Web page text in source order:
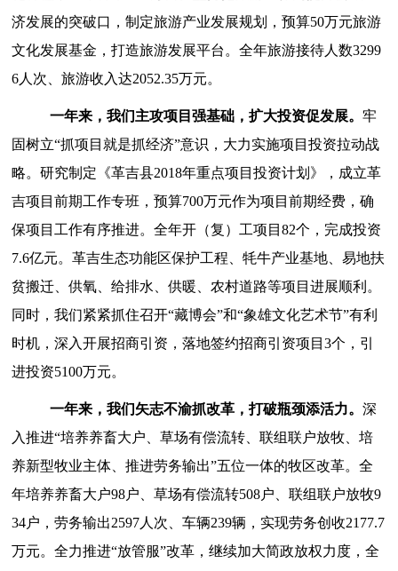
济发展的突破口，制定旅游产业发展规划，预算50万元旅游
文化发展基金，打造旅游发展平台。全年旅游接待人数3299
6人次 、旅游收入达2052.35万元。
一年来，我们主攻项目强基础，扩大投资促发展。牢
固树立“抓项目就是抓经济”意识，大力实施项目投资拉动战
略。研究制定《革吉县2018年重点项目投资计划》，成立革
吉项目前期工作专班，预算700万元作为项目前期经费 ，确
保项目工作有序推进。全年开（复）工项目82个， 完成投资
7.6亿元。革吉生态功能区保护工程、牦牛产业基地、易地扶
贫搬迁、供氧、给排水、供暖、农村道路等项目进展顺利。
同时，我们紧紧抓住召开“藏博会”和“象雄文化艺术节”有利
时机，深入开展招商引资，落地签约招商引资项目3个，引
进投资5100万元。
一年来，我们矢志不渝抓改革，打破瓶颈添活力。深
入推进“培养养畜大户、草场有偿流转、联组联户放牧、培
养新型牧业主体、推进劳务输出”五位一体的牧区改革。全
年培养养畜大户98户、草场有偿流转508户、联组联户放牧9
34户，劳务输出2597人次、车辆239辆，实现劳务创收2177.7
万元。全力推进“放管服”改革，继续加大简政放权力度，全